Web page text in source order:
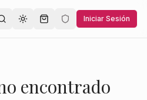
Toggle theme Iniciar Sesión
encontrado